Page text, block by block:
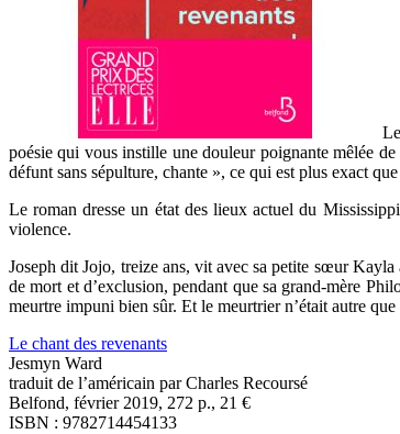
Le
poésie qui vous instille une douleur poignante mêlée de
défunt sans sépulture, chante », ce qui est plus exact
Le roman dresse un état des lieux actuel du
violence.
Joseph dit Jojo, treize ans, vit avec sa petite sœur Kayla
de mort et d’exclusion, pendant que sa grand-mère
meurtre impuni bien sûr. Et le meurtrier n’était autre
Le chant des revenants
Jesmyn Ward
traduit de l’américain par Charles Recoursé
Belfond, février 2019, 272 p., 21 €
ISBN : 9782714454133